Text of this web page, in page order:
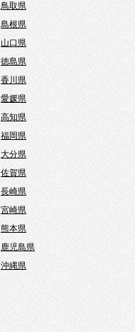
鳥取県
島根県
山口県
徳島県
香川県
愛媛県
高知県
福岡県
大分県
佐賀県
長崎県
宮崎県
熊本県
鹿児島県
沖縄県